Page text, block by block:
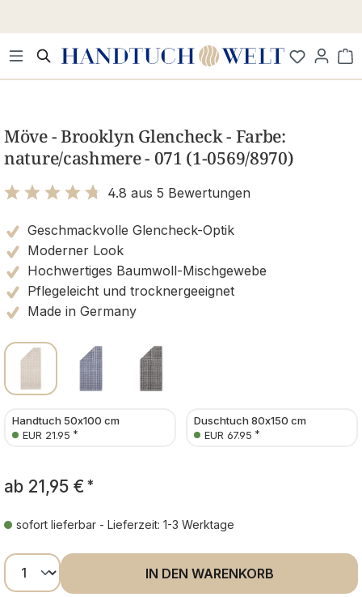
Möve - Brooklyn Glencheck - Farbe:
nature/cashmere - 071 (1-0569/8970)
4.8 aus 5 Bewertungen
Geschmackvolle Glencheck-Optik
Moderner Look
Hochwertiges Baumwoll-Mischgewebe
Pflegeleicht und trocknergeeignet
Made in Germany
Handtuch 50x100 cm
EUR 21.95 *
Duschtuch 80x150 cm
EUR 67.95 *
ab 21,95 € *
sofort lieferbar - Lieferzeit: 1-3 Werktage
Produkt Anzahl: Gib den gewünschten
IN DEN WARENKORB